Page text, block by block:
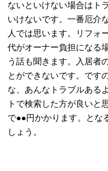
ないといけない場合はト
いけないです。一番厄介
人では思います。リフォ
代がオーナー負担になる
う話も聞きます。入居者
とができないです。です
な、あんなトラブルある
トで検索した方が良いと
で●●円かかります。とな
しょう。